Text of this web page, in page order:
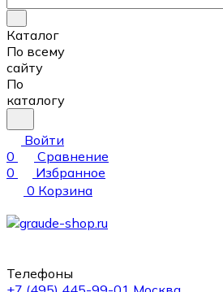
Каталог
По всему
сайту
По
каталогу
Войти
0
Сравнение
0
Избранное
0 Корзина
Телефоны